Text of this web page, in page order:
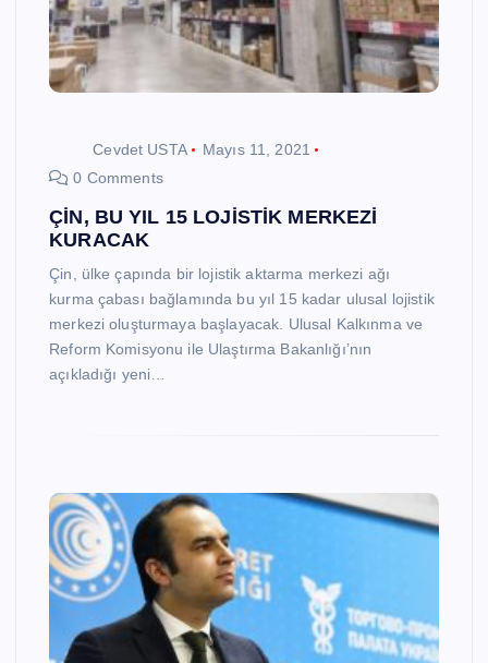
Cevdet USTA
Mayıs 11, 2021
0 Comments
ÇİN, BU YIL 15 LOJİSTİK MERKEZİ
KURACAK
Çin, ülke çapında bir lojistik aktarma merkezi ağı
kurma çabası bağlamında bu yıl 15 kadar ulusal lojistik
merkezi oluşturmaya başlayacak. Ulusal Kalkınma ve
Reform Komisyonu ile Ulaştırma Bakanlığı’nın
açıkladığı yeni…